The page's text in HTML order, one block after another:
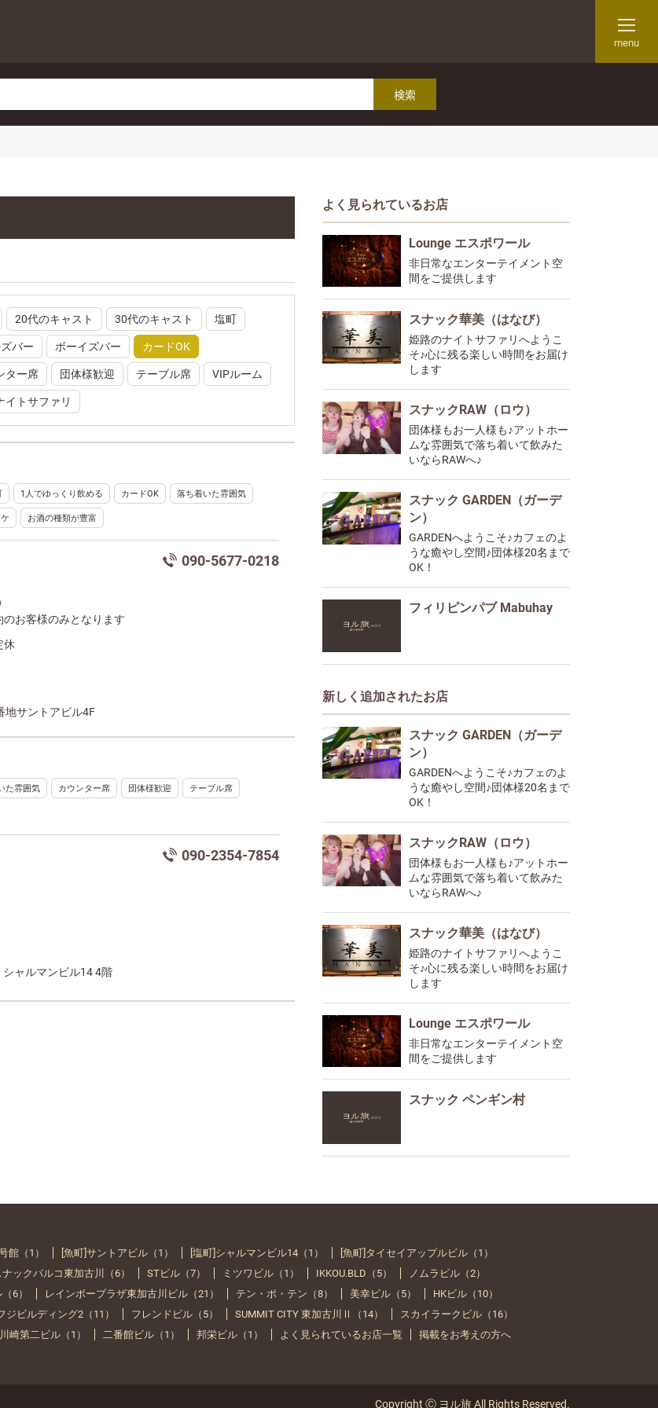
menu
20代のキャスト 30代のキャスト 塩町
バー ボーイズバー カードOK
ター席 団体様歓迎 テーブル席 VIPルーム
イトサファリ
1人でゆっくり飲める カードOK 落ち着いた雰囲気
お酒の種類が豊富
090-5677-0218
お客様のみとなります
休
地サントアビル4F
た雰囲気 カウンター席 団体様歓迎 テーブル席
090-2354-7854
ャルマンビル14 4階
よく見られているお店
Lounge エスポワール
非日常なエンターテイメント空
間をご提供します
スナック華美（はなび）
姫路のナイトサファリへようこ
そ♪心に残る楽しい時間をお届け
します
スナックRAW（ロウ）
団体様もお一人様も♪アットホー
ムな雰囲気で落ち着いて飲みた
いならRAWへ♪
スナック GARDEN（ガーデ
ン）
GARDENへようこそ♪カフェのよ
うな癒やし空間♪団体様20名まで
OK！
フィリピンパブ Mabuhay
新しく追加されたお店
スナック GARDEN（ガーデ
ン）
GARDENへようこそ♪カフェのよ
うな癒やし空間♪団体様20名まで
OK！
スナックRAW（ロウ）
団体様もお一人様も♪アットホー
ムな雰囲気で落ち着いて飲みた
いならRAWへ♪
スナック華美（はなび）
姫路のナイトサファリへようこ
そ♪心に残る楽しい時間をお届け
します
Lounge エスポワール
非日常なエンターテイメント空
間をご提供します
スナック ペンギン村
館（1） [魚町]サントアビル（1） [塩町]シャルマンビル14（1）
[魚町]タイセイアップルビル（1）
ックパルコ東加古川（6） STビル（7） ミツワビル（1） IKKOU.BLD（5）
ノムラビル（2）
6） レインボープラザ東加古川ビル（21） テン・ポ・テン（8） 美幸ビル（5）
HKビル（10）
ジビルディング2（11） フレンドビル（5） SUMMIT CITY 東加古川Ⅱ（14）
スカイラークビル（16）
川崎第二ビル（1） 二番館ビル（1） 邦栄ビル（1） よく見られているお店一覧 掲載をお考えの方へ
Copyright Ⓒ ヨル旅 All Rights Reserved.